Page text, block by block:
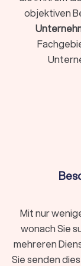
ist kein Berater,
professioneller
Lösungen zu
Arten von
Coaching ist
beruflicher
können. Von
Besonders
und
einen Überblick
verbessern,
objektiven
Mit nur
wonach Sie
mehreren
Sie senden